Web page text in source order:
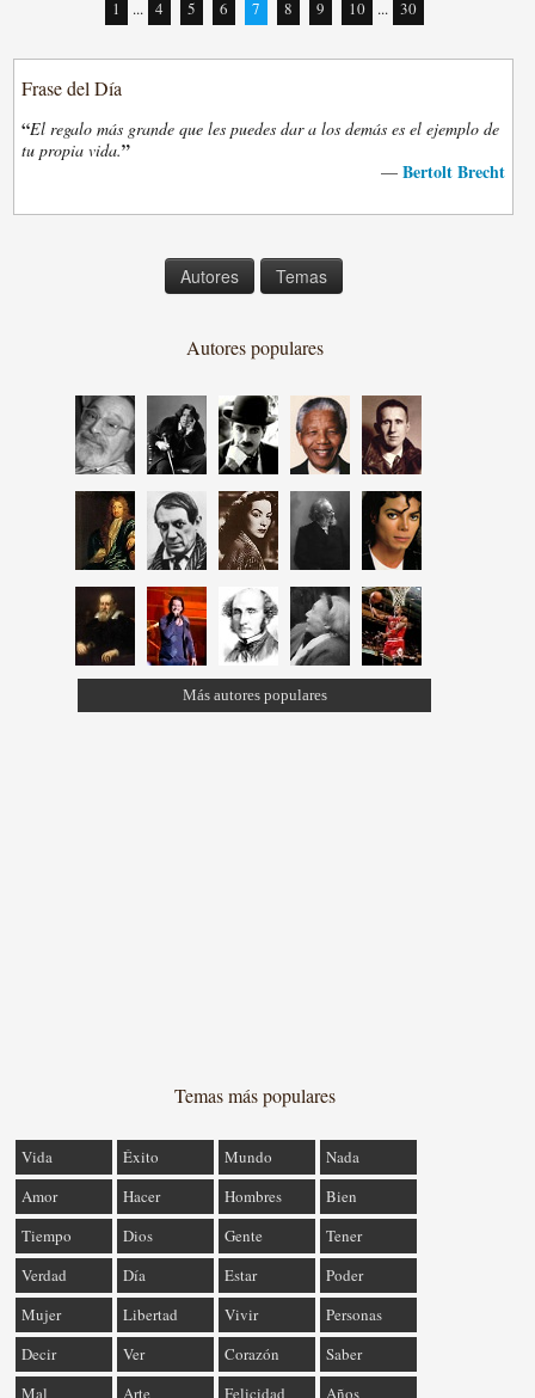
1 ... 4 5 6 7 8 9 10 ... 30
Frase del Día
“El regalo más grande que les puedes dar a los demás es el ejemplo de
tu propia vida.”
— Bertolt Brecht
Autores Temas
Autores populares
Más autores populares
Temas más populares
Vida Éxito Mundo
Nada
Amor
Hacer Hombres
Bien
Tiempo
Dios Gente
Tener
Verdad
Día Estar
Poder
Mujer
Libertad Vivir
Personas
Decir
Ver Corazón
Saber
Mal
Arte Felicidad Años